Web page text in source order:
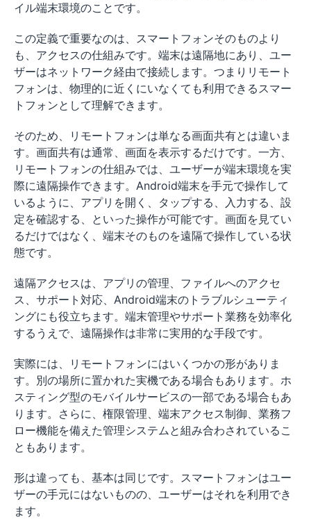
イル端末環境のことです。
この定義で重要なのは、スマートフォンそのものより
も、アクセスの仕組みです。端末は遠隔地にあり、ユー
ザーはネットワーク経由で接続します。つまりリモート
フォンは、物理的に近くにいなくても利用できるスマー
トフォンとして理解できます。
そのため、リモートフォンは単なる画面共有とは違いま
す。画面共有は通常、画面を表示するだけです。一方、
リモートフォンの仕組みでは、ユーザーが端末環境を実
際に遠隔操作できます。Android端末を手元で操作して
いるように、アプリを開く、タップする、入力する、設
定を確認する、といった操作が可能です。画面を見てい
るだけではなく、端末そのものを遠隔で操作している状
態です。
遠隔アクセスは、アプリの管理、ファイルへのアクセ
ス、サポート対応、Android端末のトラブルシューティ
ングにも役立ちます。端末管理やサポート業務を効率化
するうえで、遠隔操作は非常に実用的な手段です。
実際には、リモートフォンにはいくつかの形がありま
す。別の場所に置かれた実機である場合もあります。ホ
スティング型のモバイルサービスの一部である場合もあ
ります。さらに、権限管理、端末アクセス制御、業務フ
ロー機能を備えた管理システムと組み合わされているこ
ともあります。
形は違っても、基本は同じです。スマートフォンはユー
ザーの手元にはないものの、ユーザーはそれを利用でき
ます。